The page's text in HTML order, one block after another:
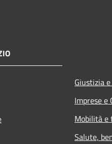
Giustizia
Imprese e
Mobilità e
Salute,